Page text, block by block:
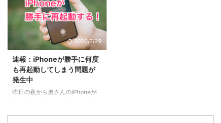
っていた2 仕事が頓挫3 「まぁい
いや」の感情4 続けるとどこまで
も落ちていく5 行動を変えてみた
6 でも、意思で変える行動は無
力。続かない 生活が雑になって
携帯について「多くの人に会いに
いく仕事をしているなら、直した
ほうがいい。印象が悪い」と言わ
れました。ハッとしました。確か
2020/7/29
速報：iPhoneが勝手に何度
も再起動してしまう問題が
発生中
昨日の夜から奥さんのiPhoneが